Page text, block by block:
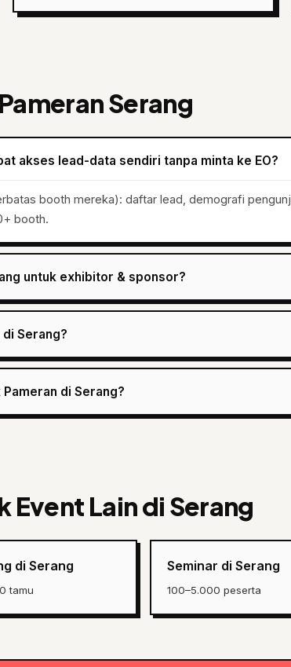
Serang
akses lead-data sendiri tanpa minta ke EO?
booth mereka): daftar lead, demografi
booth.
untuk exhibitor & sponsor?
Serang?
di Serang?
Event Lain di Serang
di Serang
tamu
Seminar di Serang
100–5.000 peserta